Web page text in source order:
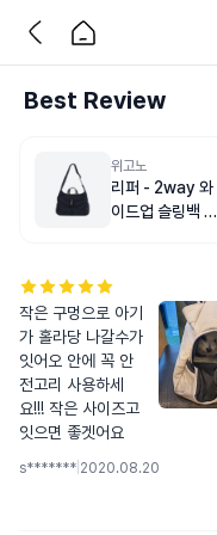
Best Review
위고노
리퍼 - 2way 와
이드업 슬링백 M
작은 구멍으로 아기
가 홀라당 나갈수가
잇어오 안에 꼭 안
전고리 사용하세
요!!! 작은 사이즈고
잇으면 좋겟어요
s******* 2020.08.20